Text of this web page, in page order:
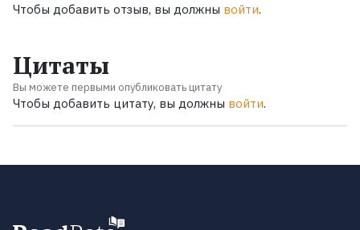
Чтобы добавить отзыв, вы должны войти.
Цитаты
Вы можете первыми опубликовать цитату
Чтобы добавить цитату, вы должны войти.